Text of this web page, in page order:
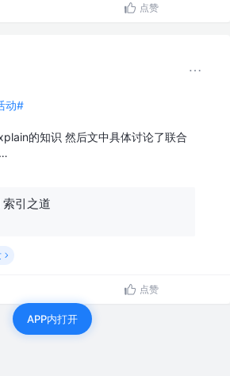
点赞
动#
的知识 然后文中具体讨论了联合
引之道
点赞
APP内打开